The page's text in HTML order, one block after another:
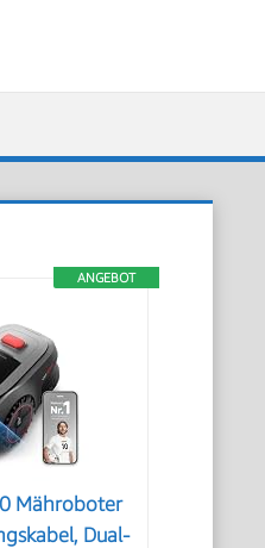
ANGEBOT
Mähroboter
Dual-